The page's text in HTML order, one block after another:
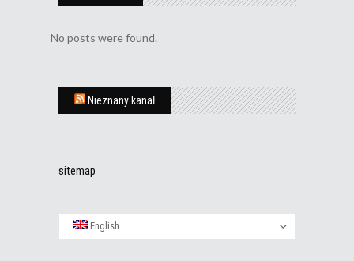
No posts were found.
Nieznany kanał
sitemap
English